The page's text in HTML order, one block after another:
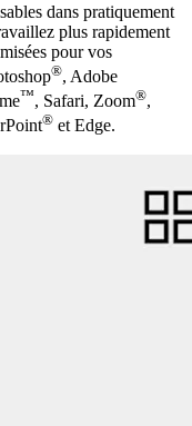
dans pratiquement
plus rapidement
pour vos
®, Adobe
™, Safari, Zoom®,
® et Edge.